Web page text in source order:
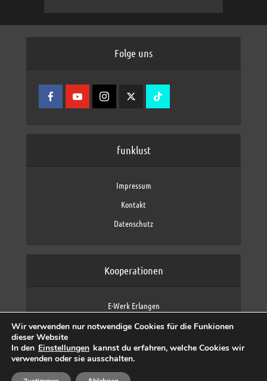
Folge uns
funklust
Impressum
Kontakt
Datenschutz
Kooperationen
E-Werk Erlangen
Fraunhofer IIS
max neo (AFK max)
Wir verwenden nur notwendige Cookies für die Funkionen
dieser Website
In den Einstellungen kannst du erfahren, welche Cookies wir
verwenden oder sie ausschalten.